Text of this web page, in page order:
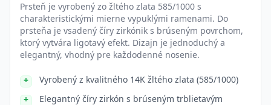
Prsteň je vyrobený zo žltého zlata 585/1000 s
charakteristickými mierne vypuklými ramenami. Do
prsteňa je vsadený číry zirkónik s brúseným povrchom,
ktorý vytvára ligotavý efekt. Dizajn je jednoduchý a
elegantný, vhodný pre každodenné nosenie.
Vyrobený z kvalitného 14K žltého zlata (585/1000)
Elegantný číry zirkón s brúseným trblietavým